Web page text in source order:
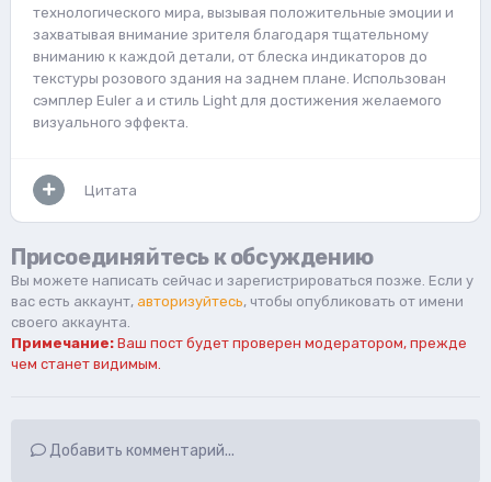
технологического мира, вызывая положительные эмоции и
захватывая внимание зрителя благодаря тщательному
вниманию к каждой детали, от блеска индикаторов до
текстуры розового здания на заднем плане. Использован
сэмплер Euler a и стиль Light для достижения желаемого
визуального эффекта.
Цитата
Присоединяйтесь к обсуждению
Вы можете написать сейчас и зарегистрироваться позже. Если у
вас есть аккаунт, авторизуйтесь, чтобы опубликовать от имени
своего аккаунта.
Примечание: Ваш пост будет проверен модератором, прежде
чем станет видимым.
Добавить комментарий...